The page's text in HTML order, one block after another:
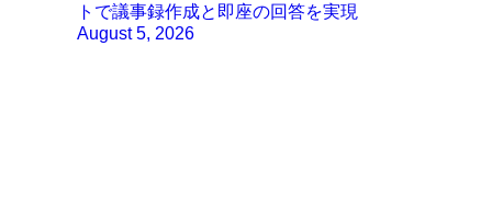
トで議事録作成と即座の回答を実現
August 5, 2026